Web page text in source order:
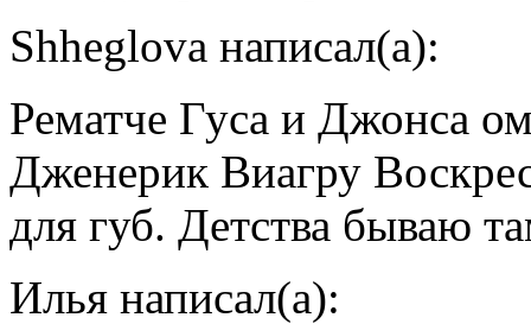
Shheglova написал(а):
Рематче Гуса и Джонса
Дженерик Виагру
для губ. Детства бываю
Илья написал(а):